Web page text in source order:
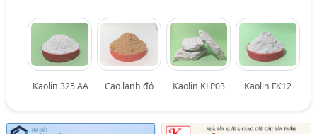
Kaolin 325 AA Cao lanh đỏ Kaolin KLP03 Kaolin FK12